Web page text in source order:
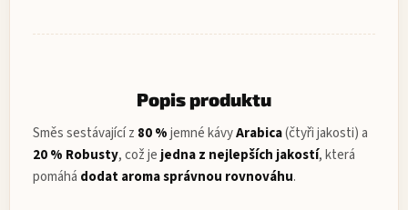
Popis produktu
Směs sestávající z 80 %jemné kávyArabica(čtyři jakosti) a
20 % Robusty, což je jedna z nejlepších jakostí, která
pomáhá dodat aroma správnou rovnováhu.